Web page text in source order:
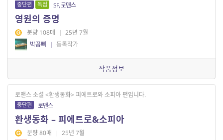
중단편 독점 SF, 로맨스
영원의 증명
분량 108매 | 25년 7월
박꼼삐
| 등록작가
작품정보
로맨스 소설 <환생동화> 피에트로와 소피아 편입니다.
중단편 로맨스
환생동화 – 피에트로&소피아
분량 80매 | 25년 7월